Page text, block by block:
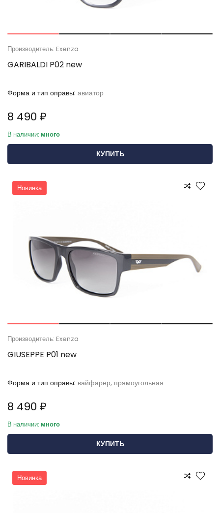
Производитель: Exenza
GARIBALDI P02 new
Форма и тип оправы: авиатор
8 490 ₽
В наличии: много
КУПИТЬ
Новинка
Производитель: Exenza
GIUSEPPE P01 new
Форма и тип оправы: вайфарер, прямоугольная
8 490 ₽
В наличии: много
КУПИТЬ
Новинка